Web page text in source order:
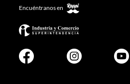
Encuéntranos en